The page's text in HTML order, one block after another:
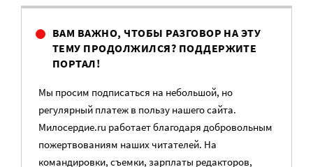
ВАМ ВАЖНО, ЧТОБЫ РАЗГОВОР НА ЭТУ
ТЕМУ ПРОДОЛЖИЛСЯ? ПОДДЕРЖИТЕ
ПОРТАЛ!
Мы просим подписаться на небольшой, но
регулярный платеж в пользу нашего сайта.
Милосердие.ru работает благодаря добровольным
пожертвованиям наших читателей. На
командировки, съемки, зарплаты редакторов,